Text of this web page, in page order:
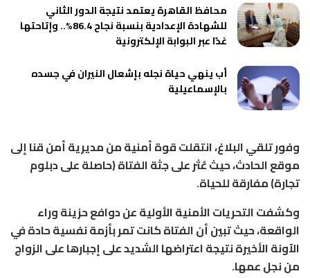
محافظ القاهرة يعتمد نتيجة الدور الثاني
للشهادة الإعدادية بنسبة نجاح 86.4%.. وإتاحتها
غدًا عبر البوابة الإلكترونية
أب ينهي حياة نجله بإشعال النيران في جسده
بالإسماعيلية
وفور تلقي البلاغ، انتقلت قوة أمنية من مديرية أمن قنا إلى
موقع الحادث، حيث عُثر على جثة الفتاة (حاصلة على دبلوم
تجارة) مفارقة للحياة.
وكشفت التحريات الأمنية الأولية عن دوافع حزينة وراء
الواقعة، حيث تبين أن الفتاة كانت تمر بأزمة نفسية حادة في
الآونة الأخيرة نتيجة اعتراضها الشديد على إجبارها على الزواج
من نجل عمها.